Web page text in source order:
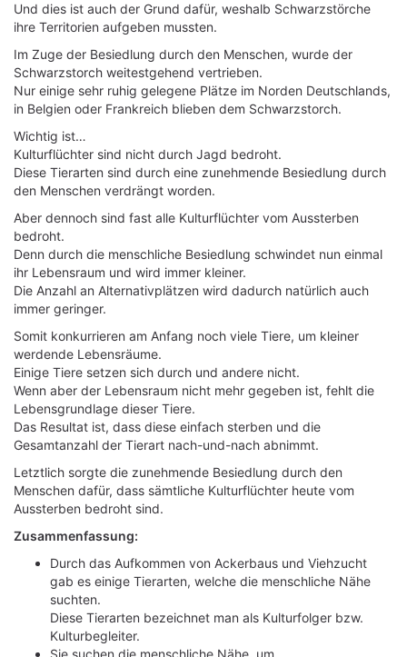
Und dies ist auch der Grund dafür, weshalb Schwarzstörche
ihre Territorien aufgeben mussten.
Im Zuge der Besiedlung durch den Menschen, wurde der
Schwarzstorch weitestgehend vertrieben.
Nur einige sehr ruhig gelegene Plätze im Norden Deutschlands,
in Belgien oder Frankreich blieben dem Schwarzstorch.
Wichtig ist…
Kulturflüchter sind nicht durch Jagd bedroht.
Diese Tierarten sind durch eine zunehmende Besiedlung durch
den Menschen verdrängt worden.
Aber dennoch sind fast alle Kulturflüchter vom Aussterben
bedroht.
Denn durch die menschliche Besiedlung schwindet nun einmal
ihr Lebensraum und wird immer kleiner.
Die Anzahl an Alternativplätzen wird dadurch natürlich auch
immer geringer.
Somit konkurrieren am Anfang noch viele Tiere, um kleiner
werdende Lebensräume.
Einige Tiere setzen sich durch und andere nicht.
Wenn aber der Lebensraum nicht mehr gegeben ist, fehlt die
Lebensgrundlage dieser Tiere.
Das Resultat ist, dass diese einfach sterben und die
Gesamtanzahl der Tierart nach-und-nach abnimmt.
Letztlich sorgte die zunehmende Besiedlung durch den
Menschen dafür, dass sämtliche Kulturflüchter heute vom
Aussterben bedroht sind.
Zusammenfassung:
Durch das Aufkommen von Ackerbaus und Viehzucht
gab es einige Tierarten, welche die menschliche Nähe
suchten.
Diese Tierarten bezeichnet man als Kulturfolger bzw.
Kulturbegleiter.
Sie suchen die menschliche Nähe, um